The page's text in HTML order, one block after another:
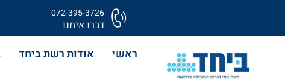
072-395-3726
דברו איתנו
ראשי אודות רשת ביחד